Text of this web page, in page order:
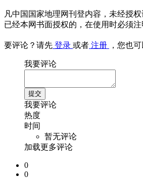
凡中国国家地理网刊登内容，未经授
已经本网书面授权的，在使用时必须
要评论？请先 登录 或者 注册 ，您也
我要评论
我要评论
热度
时间
暂无评论
加载更多评论
0
0